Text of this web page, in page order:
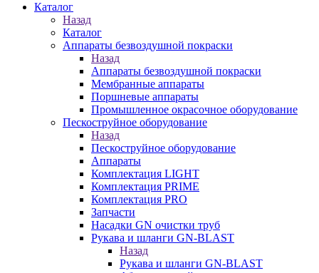
Каталог
Назад
Каталог
Аппараты безвоздушной покраски
Назад
Аппараты безвоздушной покраски
Мембранные аппараты
Поршневые аппараты
Промышленное окрасочное оборудование
Пескоструйное оборудование
Назад
Пескоструйное оборудование
Аппараты
Комплектация LIGHT
Комплектация PRIME
Комплектация PRO
Запчасти
Насадки GN очистки труб
Рукава и шланги GN-BLAST
Назад
Рукава и шланги GN-BLAST